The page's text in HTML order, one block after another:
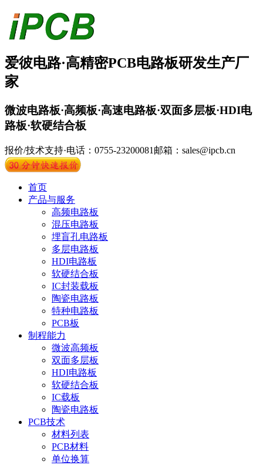
爱彼电路·高精密PCB电路板研发生产厂
家
微波电路板·高频板·高速电路板·双面多层板·HDI电
路板·软硬结合板
报价/技术支持·电话：0755-23200081 邮箱：sales@ipcb.cn
首页
产品与服务
高频电路板
混压电路板
埋盲孔电路板
多层电路板
HDI电路板
软硬结合板
IC封装载板
陶瓷电路板
特种电路板
PCB板
制程能力
微波高频板
双面多层板
HDI电路板
软硬结合板
IC载板
陶瓷电路板
PCB技术
材料列表
PCB材料
单位换算